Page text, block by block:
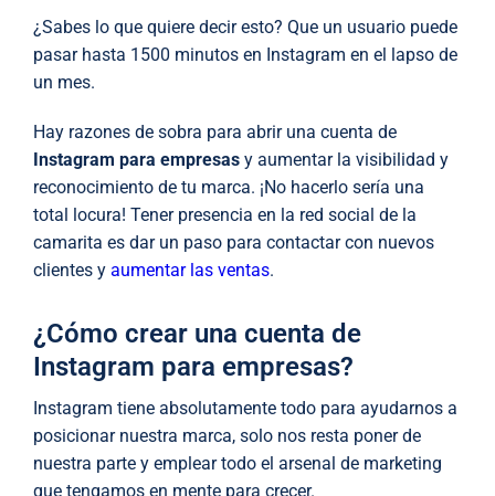
¿Sabes lo que quiere decir esto? Que un usuario puede
pasar hasta 1500 minutos en Instagram en el lapso de
un mes.
Hay razones de sobra para abrir una cuenta de
Instagram para empresas y aumentar la visibilidad y
reconocimiento de tu marca. ¡No hacerlo sería una
total locura! Tener presencia en la red social de la
camarita es dar un paso para contactar con nuevos
clientes y aumentar las ventas.
¿Cómo crear una cuenta de
Instagram para empresas?
Instagram tiene absolutamente todo para ayudarnos a
posicionar nuestra marca, solo nos resta poner de
nuestra parte y emplear todo el arsenal de marketing
que tengamos en mente para crecer.